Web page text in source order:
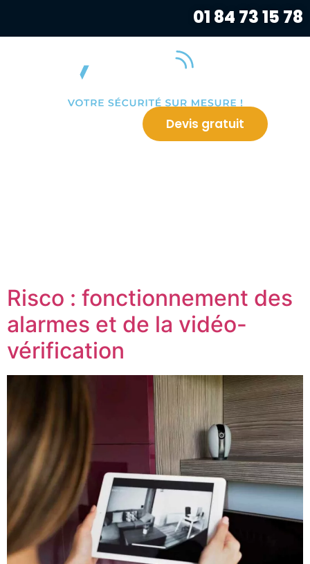
01 84 73 15 78
Devis gratuit
Risco : fonctionnement des
alarmes et de la vidéo-
vérification